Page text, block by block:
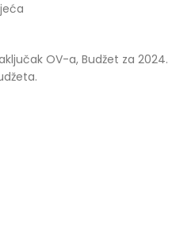
OV-a, Budžet za 2024.